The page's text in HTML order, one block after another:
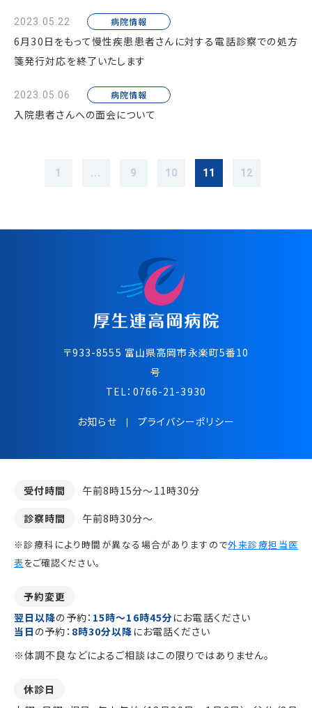
2023.05.22 病院情報
6月30日をもって慢性疾患患者さんに対する電話診察での処方
箋発行対応を終了いたします
2023.05.06 病院情報
入院患者さんへの面会について
1 ... 9 10 11 12
〒933-8555 富⼭県⾼岡市永楽町5番10
号
TEL： 0766-21-3930
お知らせ プライバシーポリシー
受付時間
午前8時15分～11時30分
診察時間
午前8時30分～
※診療科により時間が異なる場合がありますので外来診療担当医
表をご確認ください。
予約変更
翌日以降の予約： 15時～16時45分にお電話ください
当日 の予約： 8時30分以降 にお電話ください
※体調不良などによるご相談はこの限りではありません。
休診日